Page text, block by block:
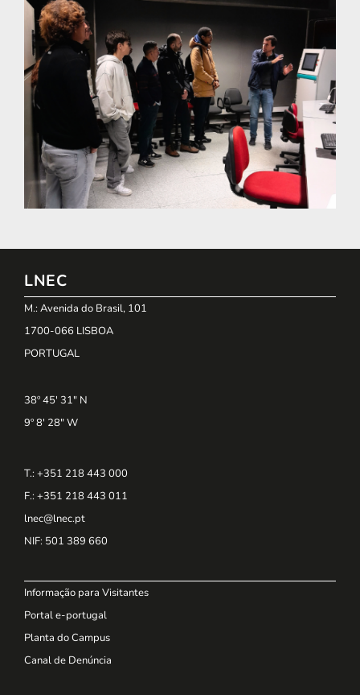
LNEC
M.: Avenida do Brasil, 101
1700-066 LISBOA
PORTUGAL
38º 45' 31" N
9º 8' 28" W
T.: +351 218 443 000
F.: +351 218 443 011
lnec@lnec.pt
NIF: 501 389 660
Informação para Visitantes
Portal e-portugal
Planta do Campus
Canal de Denúncia